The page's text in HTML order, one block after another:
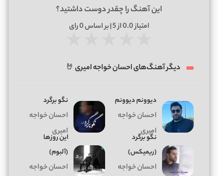
این آهنگ را چقدر دوست داشتید؟
امتیاز0.0از 5 | بر اساس 0رای
دیگر آهنگ‌های احسان خواجه امیری 🤘
دیوونم دیوونم
احسان خواجه
امیری
نگو برگرد
احسان خواجه
امیری
نگو برگرد
(ریمیکس)
احسان خواجه
این روزها
(آلبوم)
احسان خواجه